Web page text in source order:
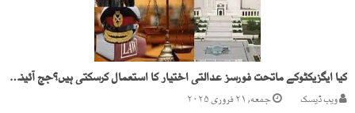
کیا ایگزیکٹوکے ماتحت فورسز عدالتی اختیار کا استعمال کرسکتی ہیں؟جج آئینی بینچ
ویب ڈیسک جمعه, ۲۱ فروری ۲۰۲۵